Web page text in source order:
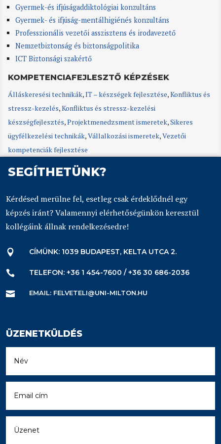
Gyermek-és ifjúságaddiktológiai konzultáns
Gyermek- és ifjúság-mentálhigiénés konzultáns
Professzionális vezetői asszisztens és irodavezető
Nemzetbiztonság és biztonságpolitika
ICT Biztonsági szakértő
KOMPETENCIAFEJLESZTŐ KÉPZÉSEK
Álláskeresési technikák,IT – készségek fejlesztése,Konfliktus és
stressz-kezelés,Konfliktus és stressz-kezelési
készségfejlesztés,Projektmenedzsment ismeretek,Sikeres
ügyfélkezelési technikák,Vállalkozási ismeretek,Vezetői
kompetenciák fejlesztése
SEGÍTHETÜNK?
Kérdésed merülne fel, esetleg csak érdeklődnél egy
képzés iránt? Valamennyi elérhetőségünkön keresztül
kollégáink állnak rendelkezésedre!
 CÍMÜNK: 1039 BUDAPEST, KELTA UTCA 2.
 TELEFON: +36 1 454-7600 / +36 30 686-2036
 EMAIL: FELVETELI@UNI-MILTON.HU
ÜZENETKÜLDÉS